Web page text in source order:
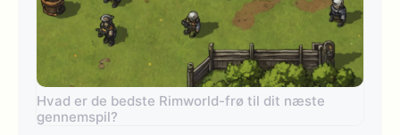
Hvad er de bedste Rimworld-frø til dit næste
gennemspil?